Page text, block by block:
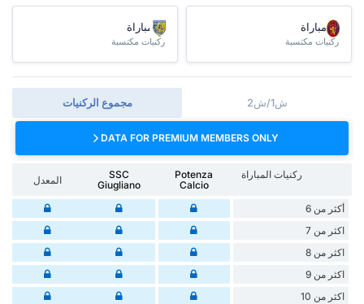
/مباراة
ركنيات مكتسبة
/مباراة
ركنيات مكتسبة
مجموع الركنيات ش1/ش2
DATA FOR PREMIUM MEMBERS ONLY
ركنيات المباراة
Potenza
Calcio
SSC
Giugliano
المعدل
أكثر من 6
اكثر من 7
اكثر من 8
اكثر من 9
اكثر من 10